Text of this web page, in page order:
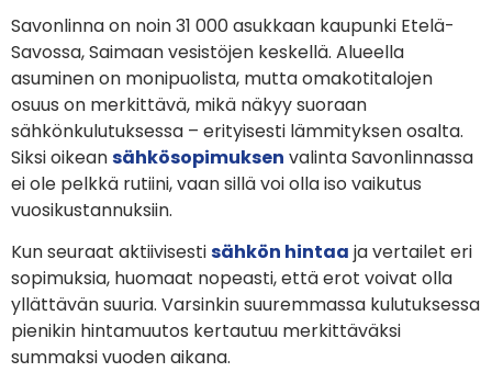
Savonlinna on noin 31 000 asukkaan kaupunki Etelä-
Savossa, Saimaan vesistöjen keskellä. Alueella
asuminen on monipuolista, mutta omakotitalojen
osuus on merkittävä, mikä näkyy suoraan
sähkönkulutuksessa – erityisesti lämmityksen osalta.
Siksi oikeansähkösopimuksen valinta Savonlinnassa
ei ole pelkkä rutiini, vaan sillä voi olla iso vaikutus
vuosikustannuksiin.
Kun seuraat aktiivisestisähkön hintaa ja vertailet eri
sopimuksia, huomaat nopeasti, että erot voivat olla
yllättävän suuria. Varsinkin suuremmassa kulutuksessa
pienikin hintamuutos kertautuu merkittäväksi
summaksi vuoden aikana.